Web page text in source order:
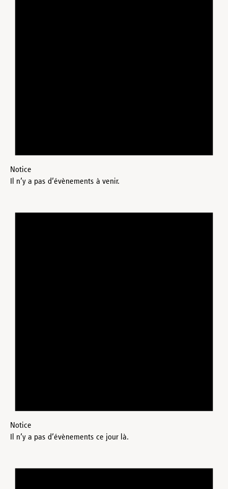
Notice
Il n’y a pas d’évènements à venir.
Notice
Il n’y a pas d’évènements ce jour là.